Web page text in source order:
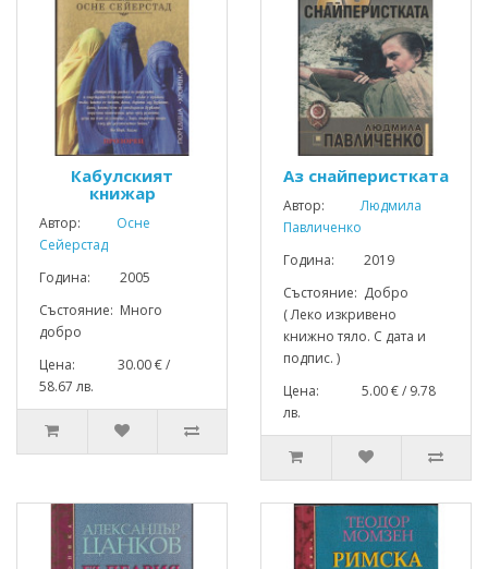
Кабулският
книжар
Автор:
Осне
Сейерстад
Година: 2005
Състояние: Много
добро
Цена: 30.00 € /
58.67 лв.
Аз снайперистката
Автор:
Людмила
Павличенко
Година: 2019
Състояние: Добро
( Леко изкривено
книжно тяло. С дата и
подпис. )
Цена: 5.00 € / 9.78
лв.